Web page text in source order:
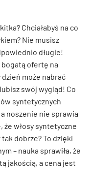
Chciałabyś na co
Nie musisz
długie!
bogatą ofertę na
może nabrać
swój wygląd! Co
syntetycznych
noszenie nie sprawia
włosy syntetyczne
dobrze? To dzięki
– nauka sprawiła, że
jakością, a cena jest